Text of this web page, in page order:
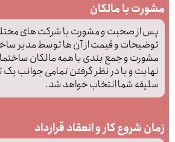
مشورت با مالکان
پس از صحبت و مشورت با شرکت های
توضیحات و قیمت از آن ها توسط مدیر
مشورت و جمع بندی با همه مالکان
نهایت و با در نظر گرفتن تمامی جوانب یک
سلیقه شما انتخاب خواهد شد.
زمان شروع کار و انعقاد قرارداد